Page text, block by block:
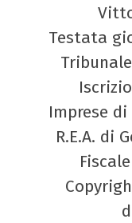
Testata
Imprese di
R.E.A. di